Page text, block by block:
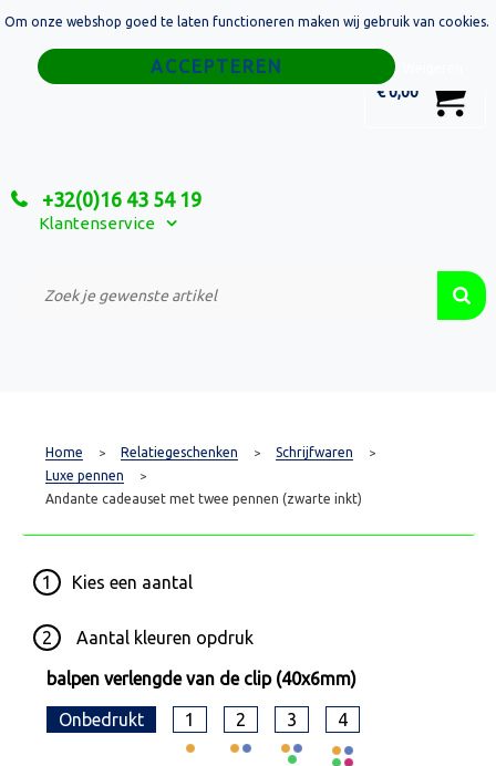
€ 0,00
+32(0)16 43 54 19
Klantenservice
Home
Relatiegeschenken
Custom Made Projecten
Home > Relatiegeschenken > Schrijfwaren >
Luxe pennen >
Andante cadeauset met twee pennen (zwarte inkt)
1 Kies een aantal
2 Aantal kleuren opdruk
balpen verlengde van de clip (40x6mm)
Onbedrukt 1 2 3 4
Om onze webshop goed te laten functioneren maken wij gebruik van cookies.